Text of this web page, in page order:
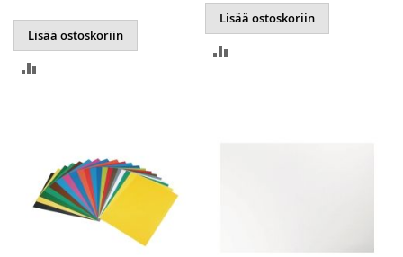
Lisää ostoskoriin
Lisää ostoskoriin